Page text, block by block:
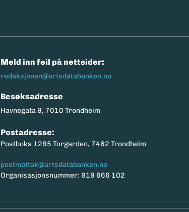
Meld inn feil på nettsider:
redaksjonen@artsdatabanken.no
Besøksadresse
Havnegata 9, 7010 Trondheim
Postadresse:
Postboks 1285 Torgarden, 7462 Trondheim
postmottak@artsdatabanken.no
Organisasjonsnummer: 919 666 102